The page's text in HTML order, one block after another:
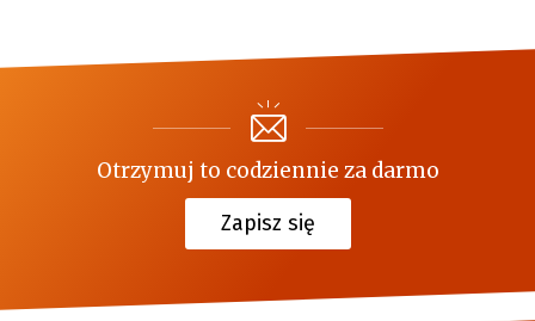
Otrzymuj to codziennie za darmo
Zapisz się